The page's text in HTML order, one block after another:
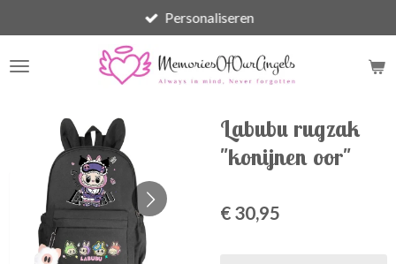
direct
naar
Personaliseren
Labubu rugzak
"konijnen oor"
€ 30,95